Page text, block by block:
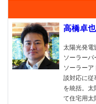
高橋卓也
太陽光発電
ソーラーパ
ソーラー
談対応に従
を統括。太
て住宅用太